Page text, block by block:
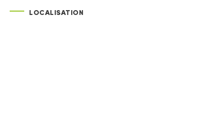
LOCALISATION